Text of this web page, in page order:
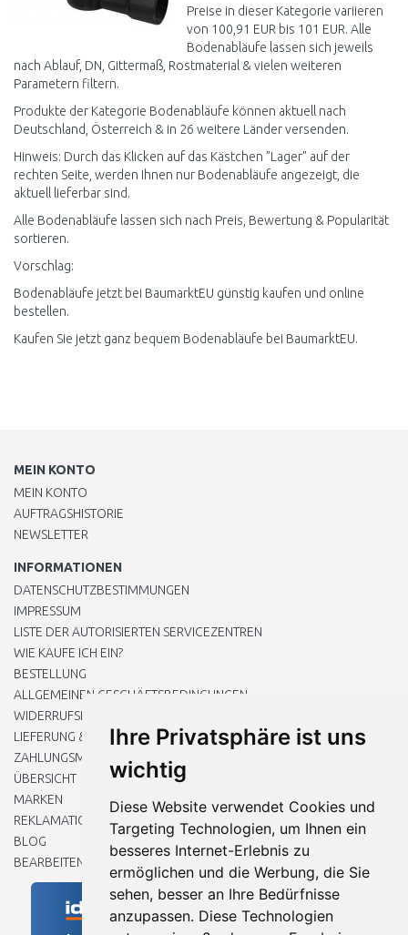
Ihre Privatsphäre ist uns
wichtig
Diese Website verwendet Cookies und
Targeting Technologien, um Ihnen ein
besseres Internet-Erlebnis zu
ermöglichen und die Werbung, die Sie
sehen, besser an Ihre Bedürfnisse
anzupassen. Diese Technologien
Preise in dieser Kategorie variieren
von 100,91 EUR bis 101 EUR. Alle
Bodenabläufe lassen sich jeweils
nach Ablauf, DN, Gittermaß, Rostmaterial & vielen weiteren
Parametern filtern.
Produkte der Kategorie Bodenabläufe können aktuell nach
Deutschland, Österreich & in 26 weitere Länder versenden.
Hinweis: Durch das Klicken auf das Kästchen "Lager" auf der
rechten Seite, werden Ihnen nur Bodenabläufe angezeigt, die
aktuell lieferbar sind.
Alle Bodenabläufe lassen sich nach Preis, Bewertung & Popularität
sortieren.
Vorschlag:
Bodenabläufe jetzt bei BaumarktEU günstig kaufen und online
bestellen.
Kaufen Sie jetzt ganz bequem Bodenabläufe bei BaumarktEU.
MEIN KONTO
MEIN KONTO
AUFTRAGSHISTORIE
NEWSLETTER
INFORMATIONEN
DATENSCHUTZBESTIMMUNGEN
IMPRESSUM
LISTE DER AUTORISIERTEN SERVICEZENTREN
WIE KAUFE ICH EIN?
BESTELLUNG
ALLGEMEINEN GESCHÄFTSBEDINGUNGEN
WIDERRUFSRECHT
LIEFERUNG & ZAHLUNG
ZAHLUNGSMETHODEN
ÜBERSICHT
MARKEN
REKLAMATIONEN UND RETOUREN
BLOG
BEARBEITEN SIE MEINE COOKIE-EINSTELLUNGEN